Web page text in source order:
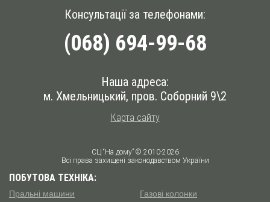
Консультації за телефонами:
(068) 694-99-68
Наша адреса:
м. Хмельницький, пров. Соборний 9\2
Карта сайту
СЦ “На дому” © 2010-2026
Всі права захищені законодавством України
ПОБУТОВА ТЕХНІКА:
Пральні машини
Газові колонки